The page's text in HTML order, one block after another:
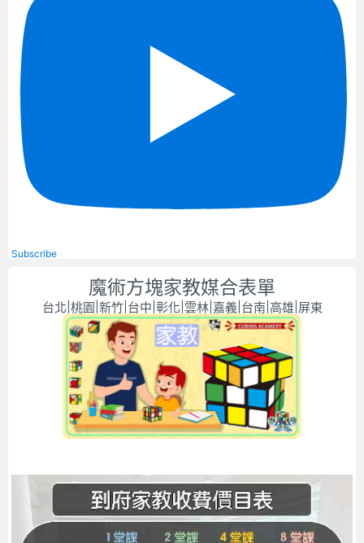
Subscribe
魔術方塊家教媒合表單
台北|桃園|新竹|台中|彰化|雲林|嘉義|台南|高雄|屏東